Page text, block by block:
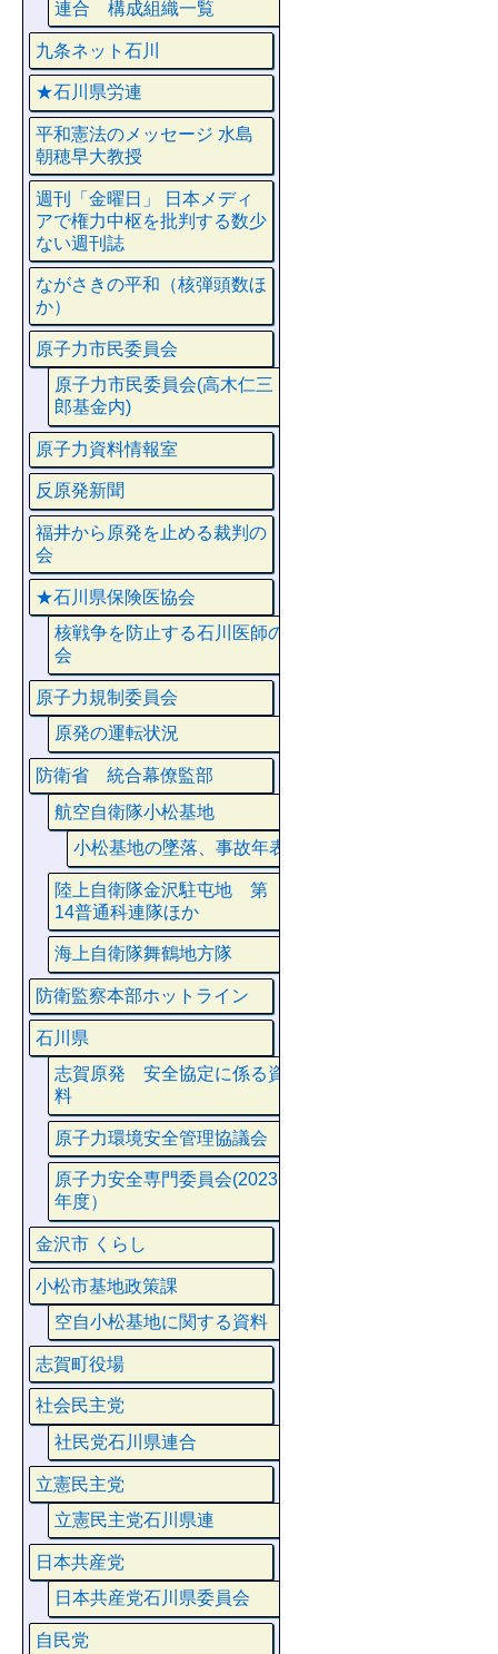
連合 構成組織一覧
九条ネット石川
★石川県労連
平和憲法のメッセージ 水島
朝穂早大教授
週刊「金曜日」 日本メディ
アで権力中枢を批判する数少
ない週刊誌
ながさきの平和（核弾頭数ほ
か）
原子力市民委員会
原子力市民委員会(高木仁三
郎基金内)
原子力資料情報室
反原発新聞
福井から原発を止める裁判の
会
★石川県保険医協会
核戦争を防止する石川医師の
会
原子力規制委員会
原発の運転状況
防衛省 統合幕僚監部
航空自衛隊小松基地
小松基地の墜落、事故年表
陸上自衛隊金沢駐屯地 第
14普通科連隊ほか
海上自衛隊舞鶴地方隊
防衛監察本部ホットライン
石川県
志賀原発 安全協定に係る資
料
原子力環境安全管理協議会
原子力安全専門委員会(2023
年度）
金沢市 くらし
小松市基地政策課
空自小松基地に関する資料
志賀町役場
社会民主党
社民党石川県連合
立憲民主党
立憲民主党石川県連
日本共産党
日本共産党石川県委員会
自民党